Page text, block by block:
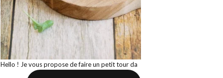
Hello ! Je vous propose de faire un petit tour da